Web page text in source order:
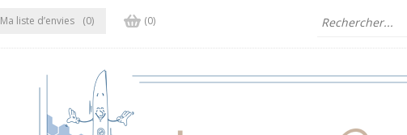
Ma liste d’envies (0) (0)